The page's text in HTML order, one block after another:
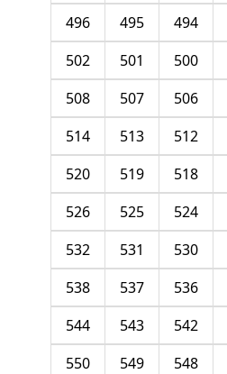
494
495
496
500
501
502
506
507
508
512
513
514
518
519
520
524
525
526
530
531
532
536
537
538
542
543
544
548
549
550